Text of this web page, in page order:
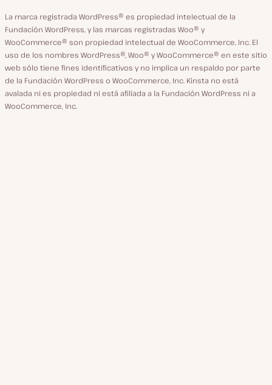
La marca registrada WordPress® es propiedad intelectual de la
Fundación WordPress, y las marcas registradas Woo® y
WooCommerce® son propiedad intelectual de WooCommerce, Inc. El
uso de los nombres WordPress®, Woo® y WooCommerce® en este sitio
web sólo tiene fines identificativos y no implica un respaldo por parte
de la Fundación WordPress o WooCommerce, Inc. Kinsta no está
avalada ni es propiedad ni está afiliada a la Fundación WordPress ni a
WooCommerce, Inc.